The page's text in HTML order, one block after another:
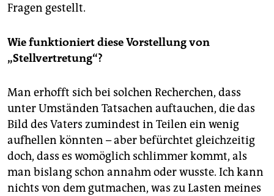
Fragen gestellt.
Wie funktioniert diese Vorstellung von
„Stellvertretung“?
Man erhofft sich bei solchen Recherchen, dass
unter Umständen Tatsachen auftauchen, die das
Bild des Vaters zumindest in Teilen ein wenig
aufhellen könnten – aber befürchtet gleichzeitig
doch, dass es womöglich schlimmer kommt, als
man bislang schon annahm oder wusste. Ich kann
nichts von dem gutmachen, was zu Lasten meines